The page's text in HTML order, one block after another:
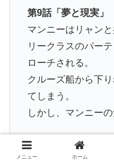
第9話「夢と現実」
マンニーはリャン
リークラスのパー
ローチされる。
クルーズ船から下
てしまう。
しかし、マンニー
第10話「住みたい
ジアのアドバイス
メニュー ホーム